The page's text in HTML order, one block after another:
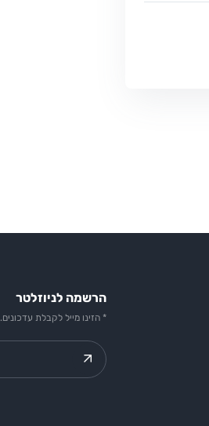
הרשמה לניוזלטר
* הזינו מייל לקבלת עדכונים.